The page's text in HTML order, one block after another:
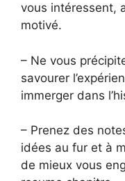
vous intéressent,
motivé.
– Ne vous
savourer
immerger dans
– Prenez des
idées au fur et à
de mieux vous